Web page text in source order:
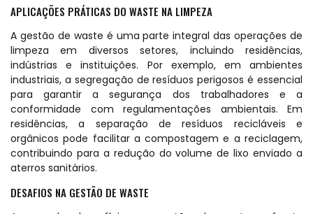
APLICAÇÕES PRÁTICAS DO WASTE NA LIMPEZA
A gestão de waste é uma parte integral das operações de
limpeza em diversos setores, incluindo residências,
indústrias e instituições. Por exemplo, em ambientes
industriais, a segregação de resíduos perigosos é essencial
para garantir a segurança dos trabalhadores e a
conformidade com regulamentações ambientais. Em
residências, a separação de resíduos recicláveis e
orgânicos pode facilitar a compostagem e a reciclagem,
contribuindo para a redução do volume de lixo enviado a
aterros sanitários.
DESAFIOS NA GESTÃO DE WASTE